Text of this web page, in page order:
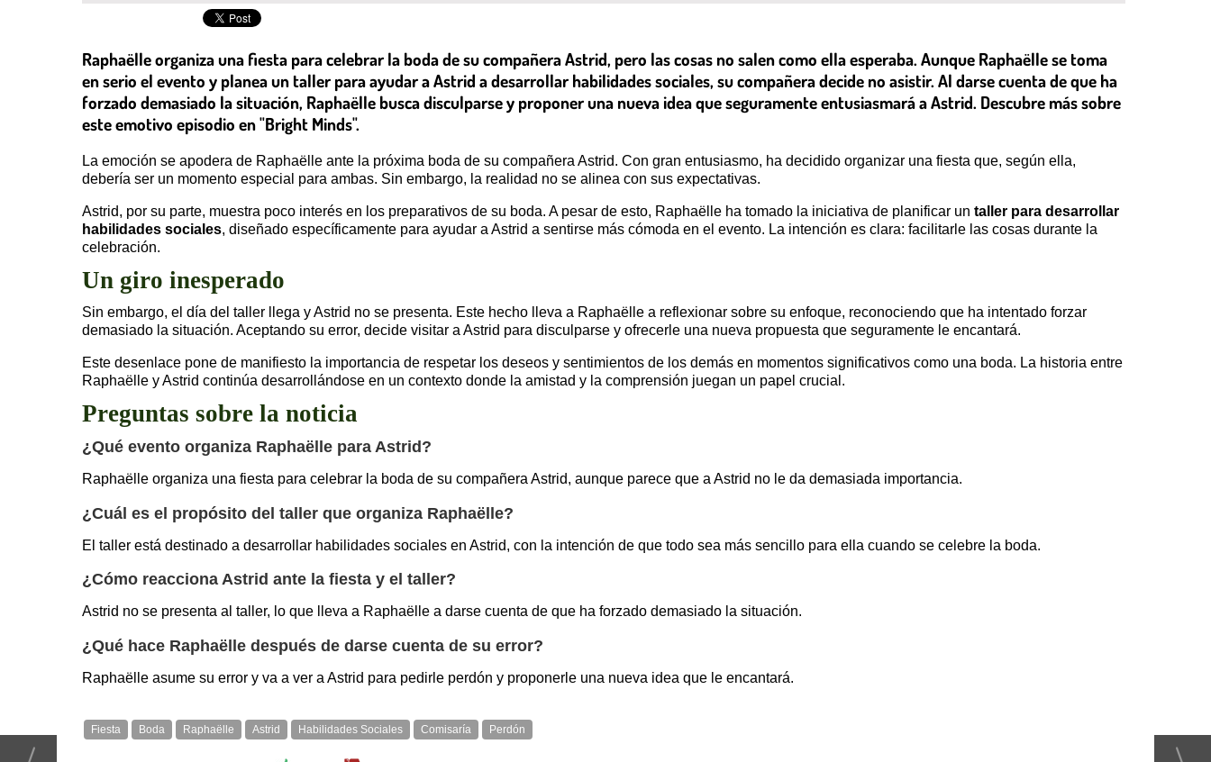
Raphaëlle organiza una fiesta para celebrar la boda de su compañera Astrid, pero las cosas no salen como ella esperaba. Aunque Raphaëlle se toma
en serio el evento y planea un taller para ayudar a Astrid a desarrollar habilidades sociales, su compañera decide no asistir. Al darse cuenta de que ha
forzado demasiado la situación, Raphaëlle busca disculparse y proponer una nueva idea que seguramente entusiasmará a Astrid. Descubre más sobre
este emotivo episodio en "Bright Minds".
La emoción se apodera de Raphaëlle ante la próxima boda de su compañera Astrid. Con gran entusiasmo, ha decidido organizar una fiesta que, según ella,
debería ser un momento especial para ambas. Sin embargo, la realidad no se alinea con sus expectativas.
Astrid, por su parte, muestra poco interés en los preparativos de su boda. A pesar de esto, Raphaëlle ha tomado la iniciativa de planificar un taller para desarrollar
habilidades sociales, diseñado específicamente para ayudar a Astrid a sentirse más cómoda en el evento. La intención es clara: facilitarle las cosas durante la
celebración.
Un giro inesperado
Sin embargo, el día del taller llega y Astrid no se presenta. Este hecho lleva a Raphaëlle a reflexionar sobre su enfoque, reconociendo que ha intentado forzar
demasiado la situación. Aceptando su error, decide visitar a Astrid para disculparse y ofrecerle una nueva propuesta que seguramente le encantará.
Este desenlace pone de manifiesto la importancia de respetar los deseos y sentimientos de los demás en momentos significativos como una boda. La historia entre
Raphaëlle y Astrid continúa desarrollándose en un contexto donde la amistad y la comprensión juegan un papel crucial.
Preguntas sobre la noticia
¿Qué evento organiza Raphaëlle para Astrid?
Raphaëlle organiza una fiesta para celebrar la boda de su compañera Astrid, aunque parece que a Astrid no le da demasiada importancia.
¿Cuál es el propósito del taller que organiza Raphaëlle?
El taller está destinado a desarrollar habilidades sociales en Astrid, con la intención de que todo sea más sencillo para ella cuando se celebre la boda.
¿Cómo reacciona Astrid ante la fiesta y el taller?
Astrid no se presenta al taller, lo que lleva a Raphaëlle a darse cuenta de que ha forzado demasiado la situación.
¿Qué hace Raphaëlle después de darse cuenta de su error?
Raphaëlle asume su error y va a ver a Astrid para pedirle perdón y proponerle una nueva idea que le encantará.
Fiesta Boda Raphaëlle Astrid Habilidades Sociales Comisaría Perdón